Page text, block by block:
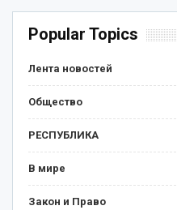
Popular Topics
Лента новостей
Общество
РЕСПУБЛИКА
В мире
Закон и Право